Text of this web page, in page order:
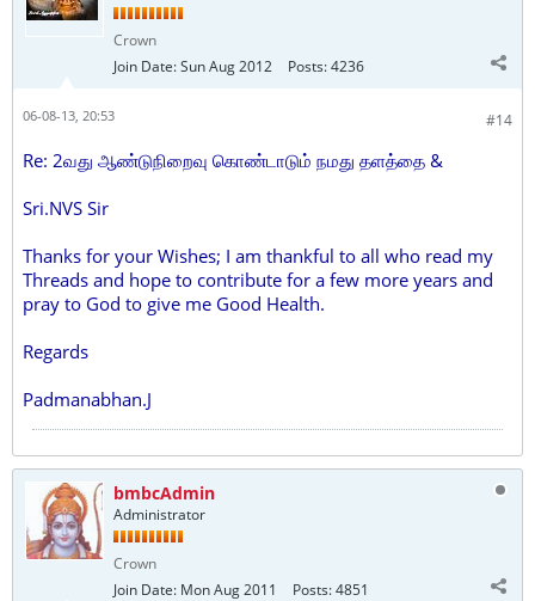
Crown
Join Date:Sun Aug 2012 Posts:4236
#14
06-08-13, 20:53
Re: 2வது ஆண்டுநிறைவு கொண்டாடும் நமது தளத்தை &
Sri.NVS Sir
Thanks for your Wishes; I am thankful to all who read my
Threads and hope to contribute for a few more years and
pray to God to give me Good Health.
Regards
Padmanabhan.J
bmbcAdmin
Administrator
Crown
Join Date: Mon Aug 2011 Posts:4851